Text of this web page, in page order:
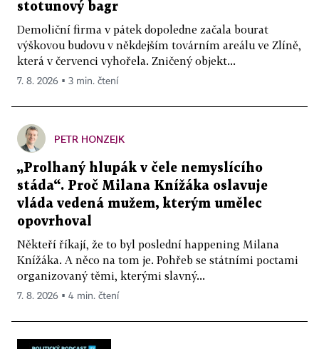
stotunový bagr
Demoliční firma v pátek dopoledne začala bourat
výškovou budovu v někdejším továrním areálu ve Zlíně,
která v červenci vyhořela. Zničený objekt...
7. 8. 2026 ▪ 3 min. čtení
PETR HONZEJK
„Prolhaný hlupák v čele nemyslícího
stáda“. Proč Milana Knížáka oslavuje
vláda vedená mužem, kterým umělec
opovrhoval
Někteří říkají, že to byl poslední happening Milana
Knížáka. A něco na tom je. Pohřeb se státními poctami
organizovaný těmi, kterými slavný...
7. 8. 2026 ▪ 4 min. čtení